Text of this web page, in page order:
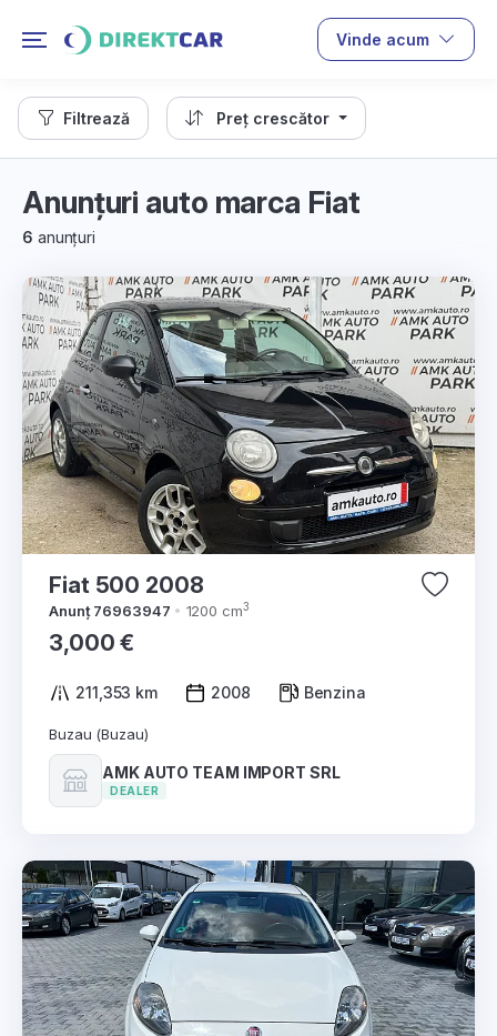
Vinde acum
Filtrează Preț crescător
Anunțuri auto marca Fiat
6 anunțuri
Fiat 500 2008
Anunț 76963947 1200 cm3
3,000 €
211,353 km 2008 Benzina
Buzau (Buzau)
AMK AUTO TEAM IMPORT SRL
DEALER